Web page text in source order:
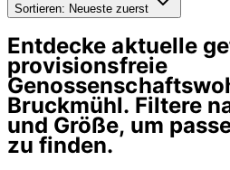
Sortieren: Neueste zuerst
Entdecke aktuelle
provisionsfreie
Bruckmühl. Filtere
und Größe, um
zu finden.